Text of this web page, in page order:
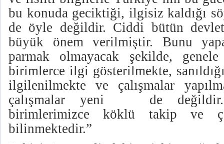
bu konuda geciktiği, ilgisiz kaldığı
de öyle değildir. Ciddi bütün
büyük önem verilmiştir. Bunu
parmak olmayacak şekilde,
birimlerce ilgi gösterilmekte,
ilgilenilmekte ve çalışmalar
çalışmalar yeni
de
birimlerimizce köklü takip ve
bilinmektedir.”